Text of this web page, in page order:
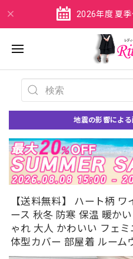
2026年度 夏
地震の影響によ
【送料無料】 ハート柄
ース 秋冬 防寒 保温 暖か
ゃれ 大人 かわいい フェ
体型カバー 部屋着 ルーム